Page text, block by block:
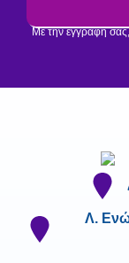
Με την εγγραφή
Λ.